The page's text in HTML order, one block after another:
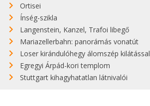
Ortisei
Ínség-szikla
Langenstein, Kanzel, Trafoi libegő
Mariazellerbahn: panorámás vonatút
Loser kirándulóhegy álomszép kilátással
Egregyi Árpád-kori templom
Stuttgart kihagyhatatlan látnivalói